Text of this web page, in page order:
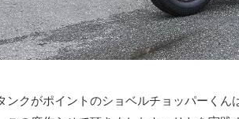
ンクがポイントのショベルチョッパーく